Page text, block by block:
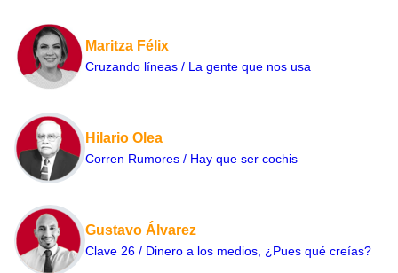
Maritza Félix
Cruzando líneas / La gente que nos usa
Hilario Olea
Corren Rumores / Hay que ser cochis
Gustavo Álvarez
Clave 26 / Dinero a los medios, ¿Pues qué creías?